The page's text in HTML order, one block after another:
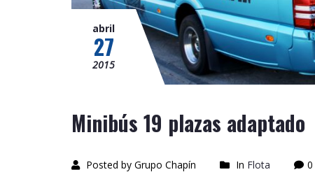
abril
27
2015
Minibús 19 plazas adaptado
Posted by Grupo Chapín In Flota